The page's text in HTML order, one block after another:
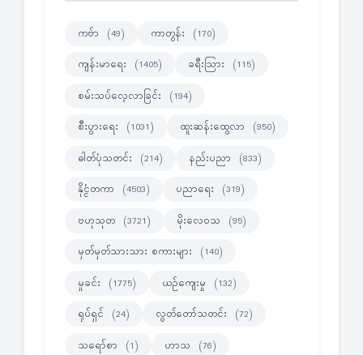
ကဗ်ာ (49) ကာတွန်း (170)
ကျန်းမာရေး (1405) ခရီးသြား (115)
စမ်းသပ်လေ့လာခြင်း (194)
စီးပွားရေး (1031) ထူးဆန်းထွေလာ (950)
ဓါတ်ပုံသတင်း (214) နည်းပညာ (833)
နိုင္ငံတကာ (4503) ပညာရေး (319)
ဗဟုသုတ (3721) မိုးလေဝသ (95)
မှတ်မှတ်သားသား စကားများ (140)
မှုခင်း (1775) ယဉ်ကျေးမှု (132)
ရုပ်ရှင် (24) လွတ်တော်သတင်း (72)
သရော်စာ (1) ဟာသ (76)